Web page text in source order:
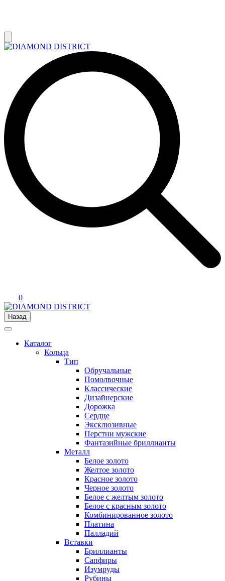
0
Назад
Каталог
Кольца
Тип
Обручальные
Помолвочные
Классические
Дизайнерские
Дорожка
Сердце
Эксклюзивные
Перстни мужские
Фантазийные бриллианты
Металл
Белое золото
Желтое золото
Красное золото
Черное золото
Белое с желтым золото
Белое с красным золото
Комбинированное золото
Платина
Палладий
Вставки
Бриллианты
Сапфиры
Изумруды
Рубины